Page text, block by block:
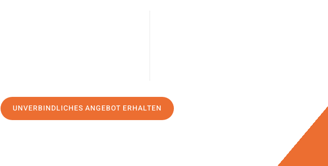
UNVERBINDLICHES ANGEBOT ERHALTEN